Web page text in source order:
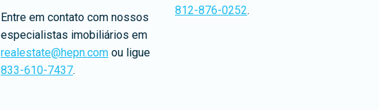
Entre em contato com nossos
especialistas imobiliários em
realestate@hepn.com ou ligue
833-610-7437.
812-876-0252.